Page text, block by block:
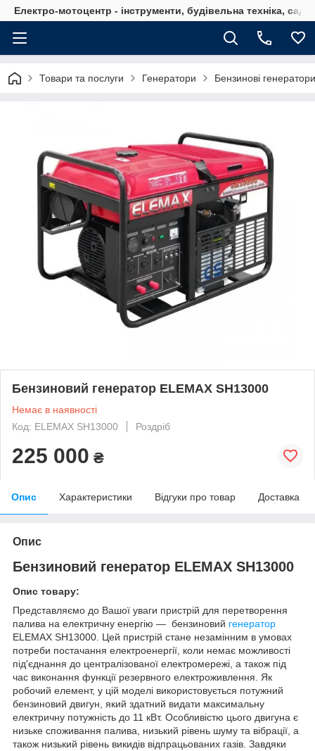
Електро-мотоцентр - інструменти, будівельна техніка,
Товари та послуги Генератори Бензинові генератори
Бензиновий генератор ELEMAX SH13000
Немає в наявності
Код: ELEMAX SH13000
Роздріб
225 000 ₴
Опис Характеристики Відгуки про товар Доставка
Опис
Бензиновий генератор ELEMAX SH13000
Опис товару:
Представляємо до Вашої уваги пристрій для перетворення
палива на електричну енергію — бензиновий генератор
ELEMAX SH13000. Цей пристрій стане незамінним в умовах
потреби постачання електроенергії, коли немає можливості
під'єднання до централізованої електромережі, а також під
час виконання функції резервного електроживлення. Як
робочий елемент, у цій моделі використовується потужний
бензиновий двигун, який здатний видати максимальну
електричну потужність до 11 кВт. Особливістю цього двигуна є
низьке споживання палива, низький рівень шуму та вібрації, а
також низький рівень викидів відпрацьованих газів. Завдяки